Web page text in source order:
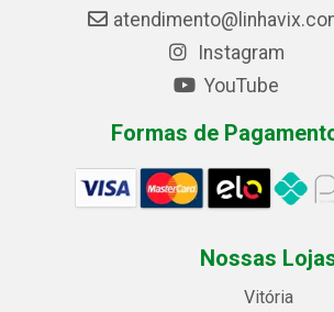
Instagram
YouTube
Formas de
Nossas
Vitória